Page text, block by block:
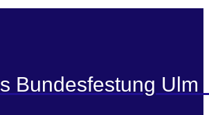
Bundesfestung Ulm